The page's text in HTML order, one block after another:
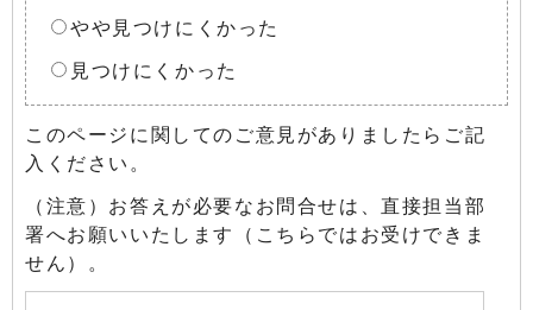
やや見つけにくかった
見つけにくかった
このページに関してのご意見がありましたらご記
入ください。
（注意）お答えが必要なお問合せは、直接担当部
署へお願いいたします（こちらではお受けできま
せん）。